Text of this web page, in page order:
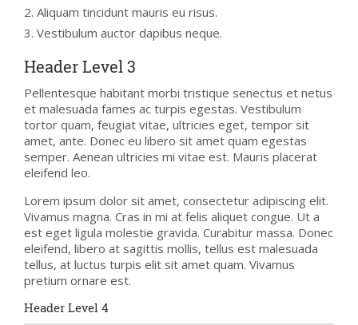
Aliquam tincidunt mauris eu risus.
Vestibulum auctor dapibus neque.
Header Level 3
Pellentesque habitant morbi tristique senectus et netus
et malesuada fames ac turpis egestas. Vestibulum
tortor quam, feugiat vitae, ultricies eget, tempor sit
amet, ante. Donec eu libero sit amet quam egestas
semper. Aenean ultricies mi vitae est. Mauris placerat
eleifend leo.
Lorem ipsum dolor sit amet, consectetur adipiscing elit.
Vivamus magna. Cras in mi at felis aliquet congue. Ut a
est eget ligula molestie gravida. Curabitur massa. Donec
eleifend, libero at sagittis mollis, tellus est malesuada
tellus, at luctus turpis elit sit amet quam. Vivamus
pretium ornare est.
Header Level 4